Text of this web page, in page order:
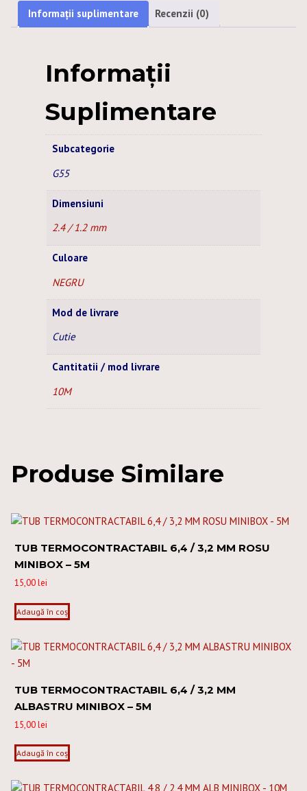
MM
NEGRU
Informații suplimentare Recenzii (0)
Informații
Suplimentare
Subcategorie
G55
Dimensiuni
2.4 / 1.2 mm
Culoare
NEGRU
Mod de livrare
Cutie
Cantitatii / mod livrare
10M
Produse Similare
TUB TERMOCONTRACTABIL 6,4 / 3,2 MM ROSU
MINIBOX – 5M
15,00lei
Adaugă în coș
TUB TERMOCONTRACTABIL 6,4 / 3,2 MM
ALBASTRU MINIBOX – 5M
15,00lei
Adaugă în coș